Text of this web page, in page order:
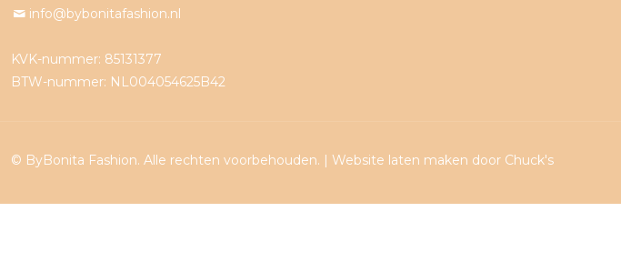
info@bybonitafashion.nl
KVK-nummer: 85131377
BTW-nummer: NL004054625B42
© ByBonita Fashion. Alle rechten voorbehouden. | Website laten maken door Chuck's